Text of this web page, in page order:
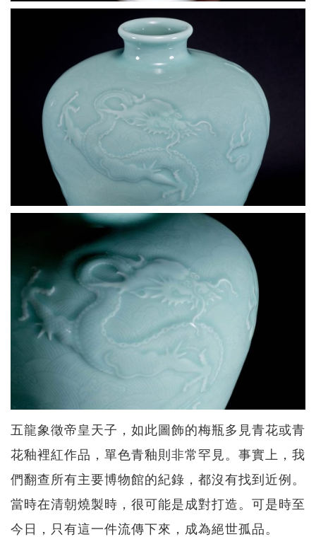
五龍象徵帝皇天子，如此圖飾的梅瓶多見青花或青
花釉裡紅作品，單色青釉則非常罕見。事實上，我
們翻查所有主要博物館的紀錄，都沒有找到近例。
當時在清朝燒製時，很可能是成對打造。可是時至
今日，只有這一件流傳下來，成為絕世孤品。